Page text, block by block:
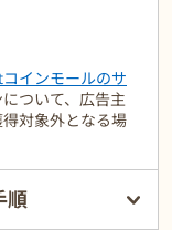
インモールのサ
ついて、広告主
対象外となる場
順